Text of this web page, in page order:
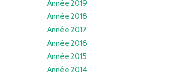
Année 2019
Année 2018
Année 2017
Année 2016
Année 2015
Année 2014